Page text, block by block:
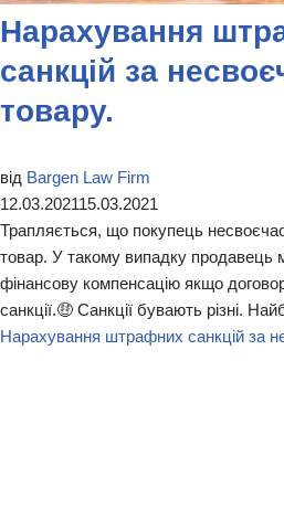
​​Нарахування
санкцій за
товару.
від Bargen Law Firm
12.03.202115.03.2021
Трапляється, що покупець
товар. У такому випадку продавець
фінансову компенсацію якщо
санкції.🤑 Санкції бувають різні.
Нарахування штрафних санкцій за